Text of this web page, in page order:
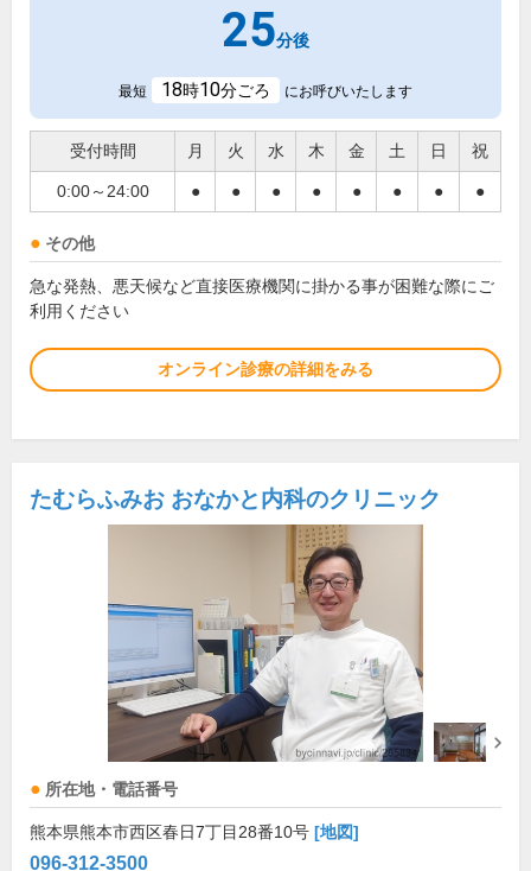
25分後
最短 18時10分ごろ にお呼びいたします
受付時間 月 火 水 木 金 土 日 祝
0:00～24:00 ● ● ● ● ● ● ● ●
その他
急な発熱、悪天候など直接医療機関に掛かる事が困難な際にご
利用ください
オンライン診療の詳細をみる
たむらふみお おなかと内科のクリニック
所在地・電話番号
熊本県熊本市西区春日7丁目28番10号 [地図]
096-312-3500